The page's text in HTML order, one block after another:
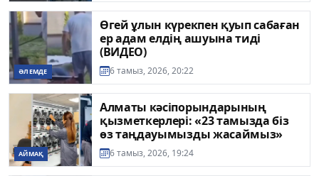
ӘЛЕМДЕ
Өгей ұлын күрекпен қуып сабаған
ер адам елдің ашуына тиді
(ВИДЕО)
6 тамыз, 2026, 20:22
АЙМАҚ
Алматы кәсіпорындарының
қызметкерлері: «23 тамызда біз
өз таңдауымызды жасаймыз»
6 тамыз, 2026, 19:24